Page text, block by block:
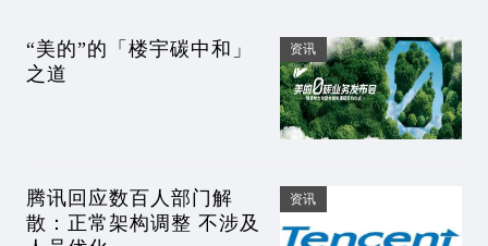
“美的”的「楼宇碳中和」
之道
资讯
腾讯回应数百人部门解
散：正常架构调整 不涉及
资讯